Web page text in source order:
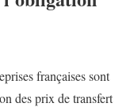
françaises sont
des prix de transfert